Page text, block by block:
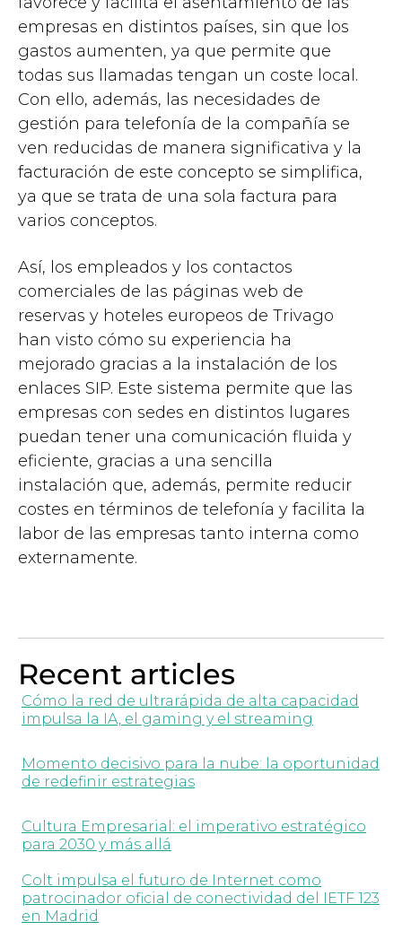
empresas en distintos países, sin que los
gastos aumenten, ya que permite que
todas sus llamadas tengan un coste local.
Con ello, además, las necesidades de
gestión para telefonía de la compañía se
ven reducidas de manera significativa y la
facturación de este concepto se simplifica,
ya que se trata de una sola factura para
varios conceptos.
Así, los empleados y los contactos
comerciales de las páginas web de
reservas y hoteles europeos de Trivago
han visto cómo su experiencia ha
mejorado gracias a la instalación de los
enlaces SIP. Este sistema permite que las
empresas con sedes en distintos lugares
puedan tener una comunicación fluida y
eficiente, gracias a una sencilla
instalación que, además, permite reducir
costes en términos de telefonía y facilita la
labor de las empresas tanto interna como
externamente.
Recent articles
Cómo la red de ultrarápida de alta capacidad
impulsa la IA, el gaming y el streaming
Momento decisivo para la nube: la oportunidad
de redefinir estrategias
Cultura Empresarial: el imperativo estratégico
para 2030 y más allá
Colt impulsa el futuro de Internet como
patrocinador oficial de conectividad del IETF 123
en Madrid